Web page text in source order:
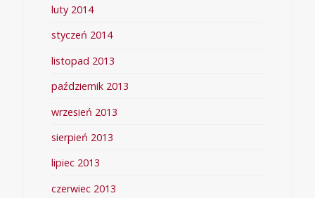
luty 2014
styczeń 2014
listopad 2013
październik 2013
wrzesień 2013
sierpień 2013
lipiec 2013
czerwiec 2013